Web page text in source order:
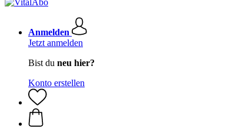
Anmelden
Jetzt anmelden
Bist du neu hier?
Konto erstellen